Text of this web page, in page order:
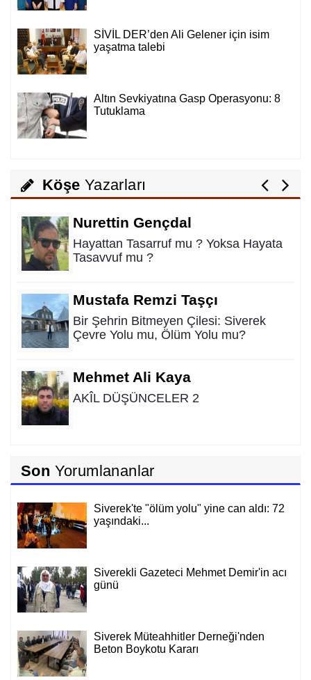
SİVİL DER’den Ali Gelener için isim
yaşatma talebi
Altın Sevkiyatına Gasp Operasyonu: 8
Tutuklama
Köşe Yazarları
Bazı İnsanların Değeri, Yokluklarında
Anlaşılır: Hacı Mustafa Demirkan
Ali Lale
Tasavvuf mu ?
Mustafa Remzi Taşçı
Bir Şehrin Bitmeyen Çilesi: Siverek
Çevre Yolu mu, Ölüm Yolu mu?
Mehmet Ali Kaya
AKÎL DÜŞÜNCELER 2
Rıdvan Ortakaya
SAHİDEN ŞANLIURFA SAHİPSİZ Mİ?
Dersa Mentikî û Lûyê
Mustafa Karadağlı
NİTELİK
Hasan Baydilli
NEREYE GİDİYOR BU TOPLUM? NE
YAPMALI?
Son Yorumlananlar
Siverek'te "ölüm yolu" yine can aldı: 72
yaşındaki...
Siverekli Gazeteci Mehmet Demir'in acı
günü
Siverek Müteahhitler Derneği'nden
Beton Boykotu Kararı